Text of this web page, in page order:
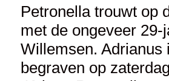
Petronella trouwt op
met de ongeveer 29-
Willemsen. Adrianus
begraven op